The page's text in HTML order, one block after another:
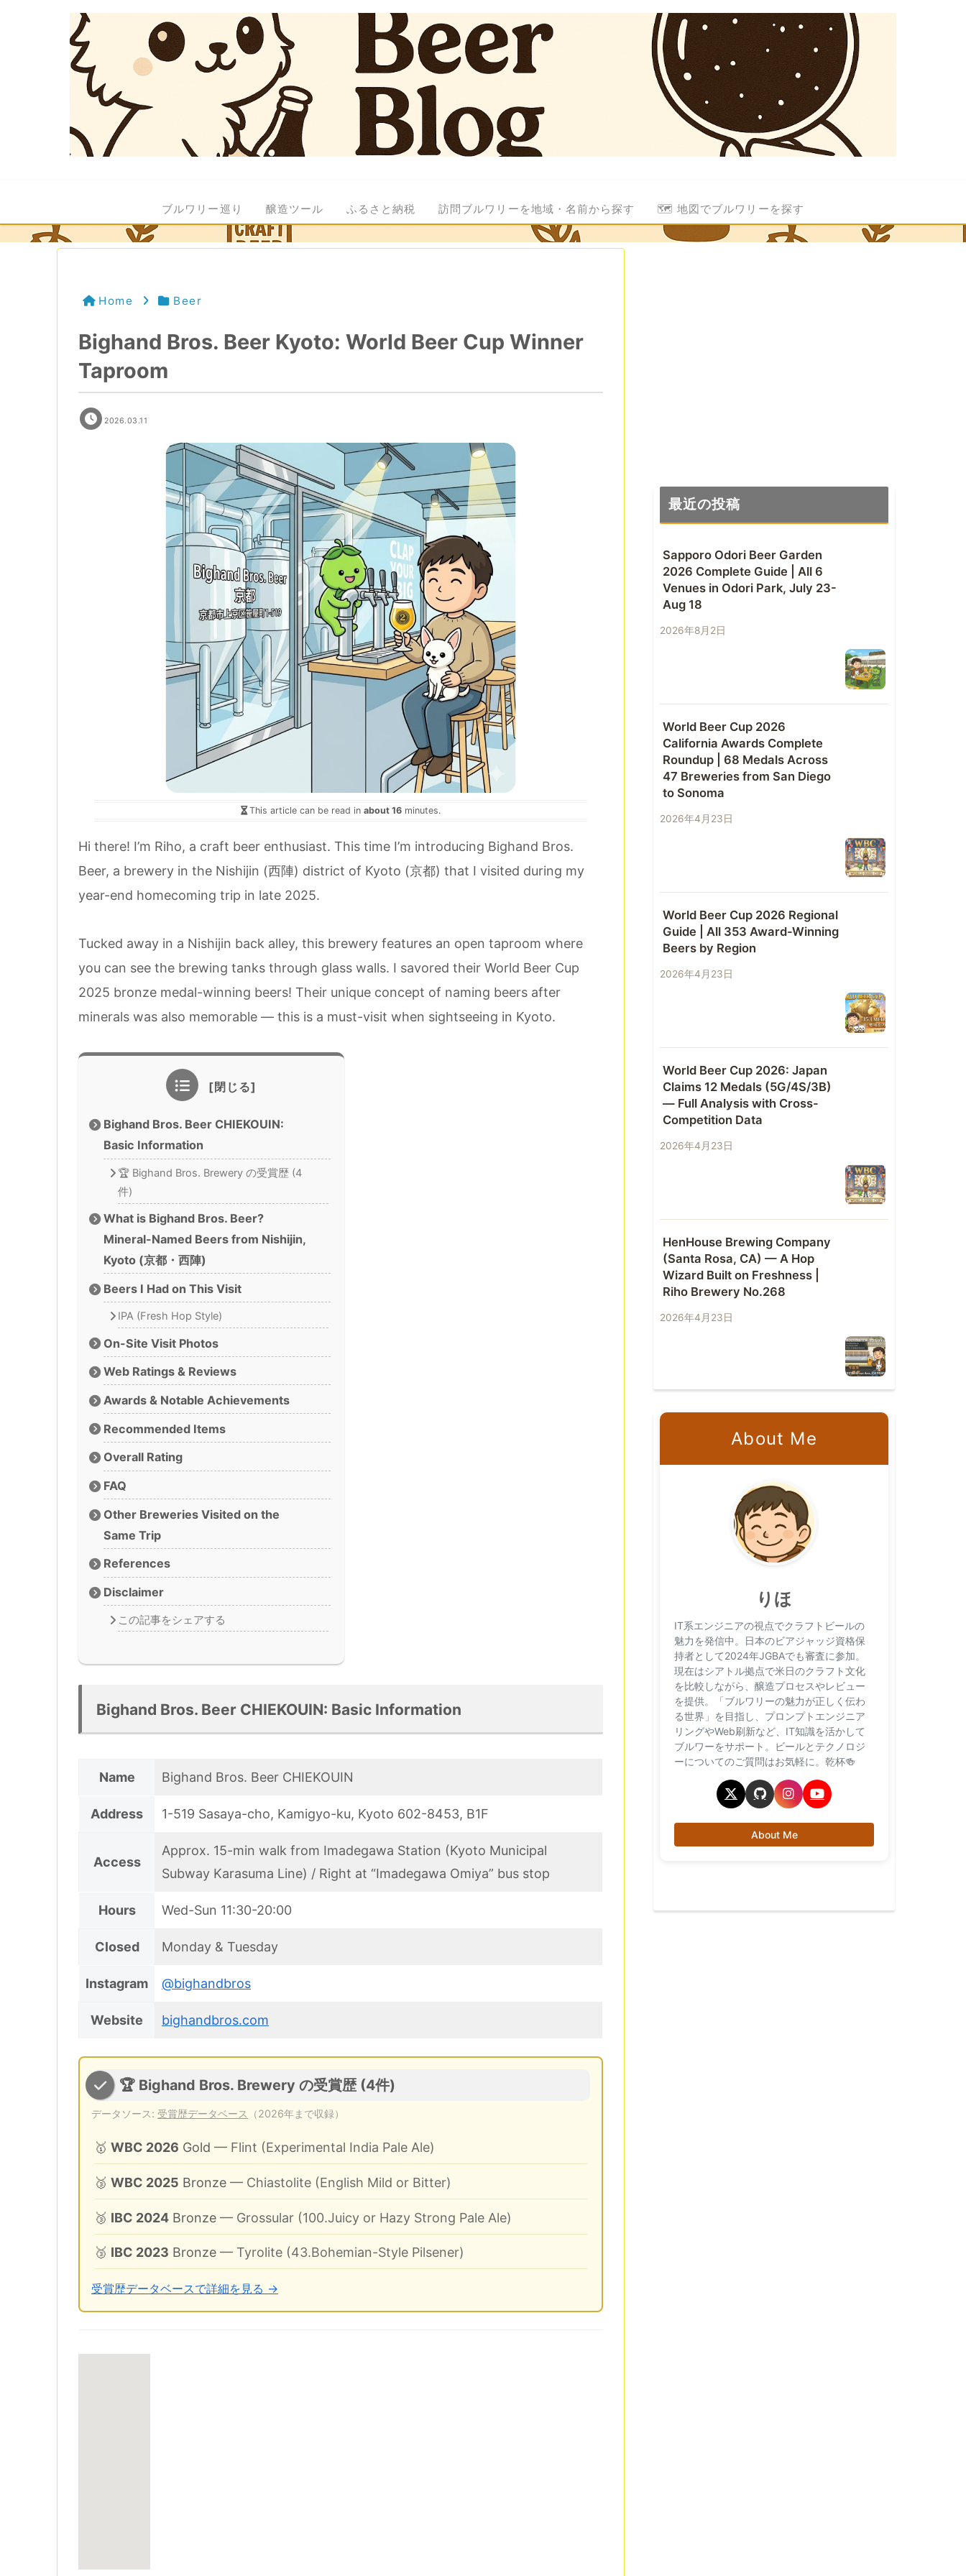
ブルワリー巡り 醸造ツール ふるさと納税 訪問ブルワリーを地域・名前から探す 🗺️ 地図でブルワリーを探す
Home Beer
Bighand Bros. Beer Kyoto: World Beer Cup Winner
Taproom
2026.03.11
This article can be read in about 16 minutes.
Hi there! I’m Riho, a craft beer enthusiast. This time I’m introducing Bighand Bros.
Beer, a brewery in the Nishijin (西陣) district of Kyoto (京都) that I visited during my
year-end homecoming trip in late 2025.
Tucked away in a Nishijin back alley, this brewery features an open taproom where
you can see the brewing tanks through glass walls. I savored their World Beer Cup
2025 bronze medal-winning beers! Their unique concept of naming beers after
minerals was also memorable — this is a must-visit when sightseeing in Kyoto.
Bighand Bros. Beer CHIEKOUIN:
Basic Information
🏆 Bighand Bros. Brewery の受賞歴 (4
件)
What is Bighand Bros. Beer?
Mineral-Named Beers from Nishijin,
Kyoto (京都・西陣)
Beers I Had on This Visit
IPA (Fresh Hop Style)
On-Site Visit Photos
Web Ratings & Reviews
Awards & Notable Achievements
Recommended Items
Overall Rating
FAQ
Other Breweries Visited on the
Same Trip
References
Disclaimer
この記事をシェアする
Bighand Bros. Beer CHIEKOUIN: Basic Information
Name Bighand Bros. Beer CHIEKOUIN
Address 1-519 Sasaya-cho, Kamigyo-ku, Kyoto 602-8453, B1F
Access
Approx. 15-min walk from Imadegawa Station (Kyoto Municipal
Subway Karasuma Line) / Right at “Imadegawa Omiya” bus stop
Hours Wed-Sun 11:30-20:00
Closed Monday & Tuesday
Instagram @bighandbros
Website bighandbros.com
🏆 Bighand Bros. Brewery の受賞歴 (4件)
データソース: 受賞歴データベース （2026年まで収録）
🥇 WBC 2026 Gold — Flint (Experimental India Pale Ale)
🥉 WBC 2025 Bronze — Chiastolite (English Mild or Bitter)
🥉 IBC 2024Bronze — Grossular (100.Juicy or Hazy Strong Pale Ale)
🥉 IBC 2023 Bronze — Tyrolite (43.Bohemian-Style Pilsener)
受賞歴データベースで詳細を見る →
最近の投稿
Sapporo Odori Beer Garden
2026 Complete Guide | All 6
Venues in Odori Park, July 23-
Aug 18
2026年8月2日
World Beer Cup 2026
California Awards Complete
Roundup | 68 Medals Across
47 Breweries from San Diego
to Sonoma
2026年4月23日
World Beer Cup 2026 Regional
Guide | All 353 Award-Winning
Beers by Region
2026年4月23日
World Beer Cup 2026: Japan
Claims 12 Medals (5G/4S/3B)
— Full Analysis with Cross-
Competition Data
2026年4月23日
HenHouse Brewing Company
(Santa Rosa, CA) — A Hop
Wizard Built on Freshness |
Riho Brewery No.268
2026年4月23日
About Me
りほ
IT系エンジニアの視点でクラフトビールの
魅力を発信中。日本のビアジャッジ資格保
持者として2024年JGBAでも審査に参加。
現在はシアトル拠点で米日のクラフト文化
を比較しながら、醸造プロセスやレビュー
を提供。「ブルワリーの魅力が正しく伝わ
る世界」を目指し、プロンプトエンジニア
リングやWeb刷新など、IT知識を活かして
ブルワーをサポート。ビールとテクノロジ
ーについてのご質問はお気軽に。乾杯🍻
About Me